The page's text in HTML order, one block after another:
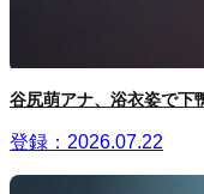
谷尻萌アナ、浴衣姿で下
登録：2026.07.22